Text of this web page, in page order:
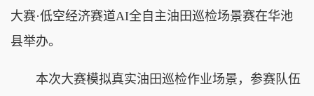
大赛·低空经济赛道AI全自主油田巡检场景赛在华池
县举办。
本次大赛模拟真实油田巡检作业场景，参赛队伍